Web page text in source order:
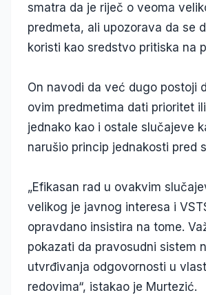
smatra da je riječ o veoma
predmeta, ali upozorava da se
koristi kao sredstvo pritiska na
On navodi da već dugo postoji
ovim predmetima dati prioritet
jednako kao i ostale slučajeve
narušio princip jednakosti pred
„Efikasan rad u ovakvim
velikog je javnog interesa i
opravdano insistira na tome.
pokazati da pravosudni sistem
utvrđivanja odgovornosti u
redovima“, istakao je Murtezić.